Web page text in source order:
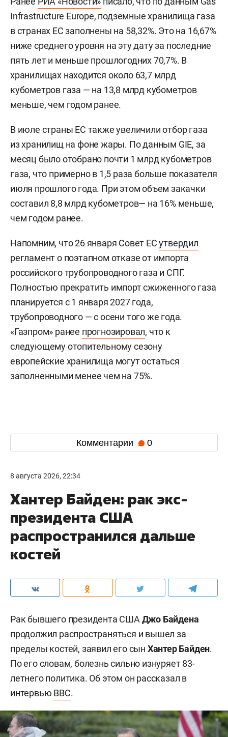
Infrastructure Europe, подземные хранилища газа
в странах ЕС заполнены на 58,32%. Это на 16,67%
ниже среднего уровня на эту дату за последние
пять лет и меньше прошлогодних 70,7%. В
хранилищах находится около 63,7 млрд
кубометров газа — на 13,8 млрд кубометров
меньше, чем годом ранее.
В июле страны ЕС также увеличили отбор газа
из хранилищ на фоне жары. По данным GIE, за
месяц было отобрано почти 1 млрд кубометров
газа, что примерно в 1,5 раза больше показателя
июля прошлого года. При этом объем закачки
составил 8,8 млрд кубометров— на 16% меньше,
чем годом ранее.
Напомним, что 26 января Совет ЕСутвердил
регламент о поэтапном отказе от импорта
российского трубопроводного газа и СПГ.
Полностью прекратить импорт сжиженного газа
планируется с 1 января 2027 года,
трубопроводного — с осени того же года.
«Газпром» ранее прогнозировал, что к
следующему отопительному сезону
европейские хранилища могут остаться
заполненными менее чем на 75%.
Комментарии 0
8 августа 2026, 22:34
Хантер Байден: рак экс-
президента США
распространился дальше
костей
Рак бывшего президента США Джо Байдена
продолжил распространяться и вышел за
пределы костей, заявил его сын Хантер Байден.
По его словам, болезнь сильно изнуряет 83-
летнего политика. Об этом он рассказал в
интервью BBC.